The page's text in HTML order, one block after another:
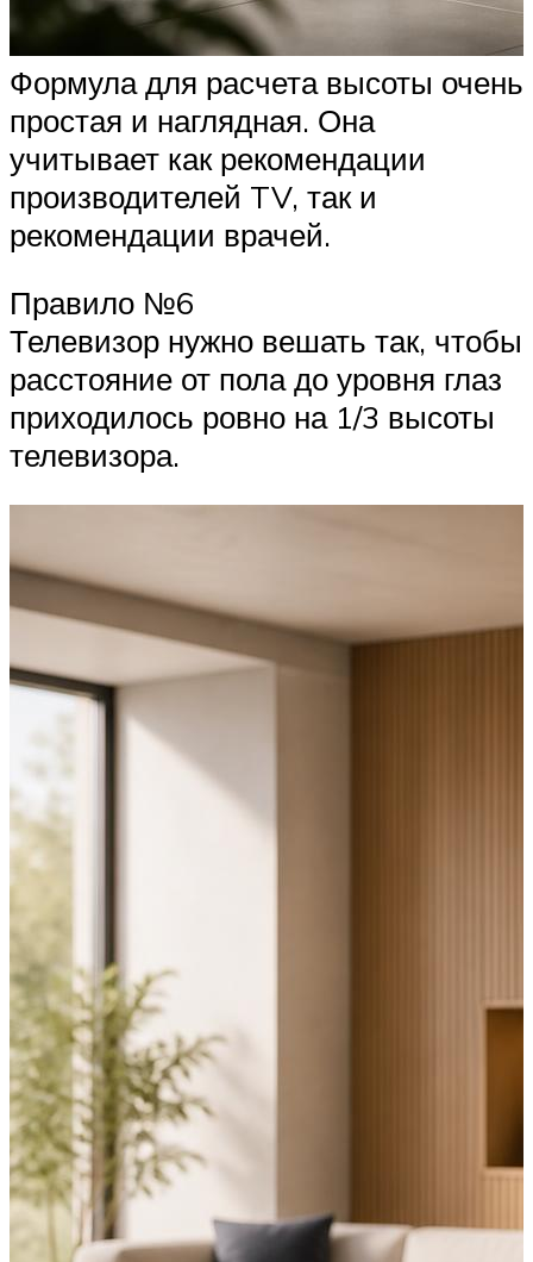
Формула для расчета высоты очень
простая и наглядная. Она
учитывает как рекомендации
производителей TV, так и
рекомендации врачей.
Правило №6
Телевизор нужно вешать так, чтобы
расстояние от пола до уровня глаз
приходилось ровно на 1/3 высоты
телевизора.